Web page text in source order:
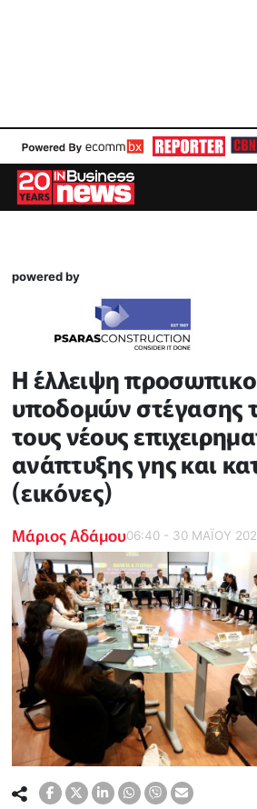
powered by
Η έλλειψη
υποδομών στέγασης
τους νέους
ανάπτυξης γης και
(εικόνες)
Μάριος Αδάμου06:40 - 30 ΜΑΪ́ΟΥ